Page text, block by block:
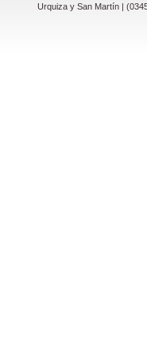
Urquiza y San Martín |